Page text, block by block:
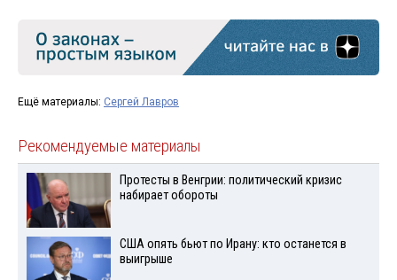
Ещё материалы: Сергей Лавров
Рекомендуемые материалы
Протесты в Венгрии: политический кризис
набирает обороты
США опять бьют по Ирану: кто останется в
выигрыше